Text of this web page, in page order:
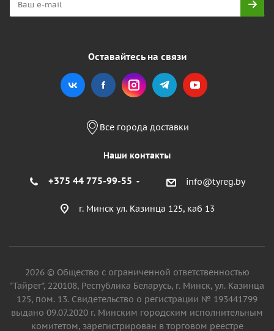
Оставайтесь на связи
Все города доставки
Наши контакты
+375 44 775-99-55 info@tyreg.by
г. Минск ул. Казинца 125, каб 13
2026 © Общество с ограниченной ответственностью
"Тайрег", 220108, Республика Беларусь, г. Минск, ул. Казинца
125, пом. 13. Свидетельство о регистрации № 193441799
выдано 09.07.2020 г. Минским городским исполнительным
комитетом, зарегистрирован в торговом реестре